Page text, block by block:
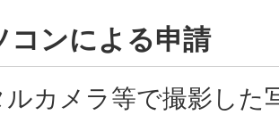
ンによる申請
カメラ等で撮影した